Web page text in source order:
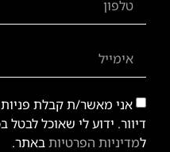
אני מאשר/ת קבלת פניות
דיוור. ידוע לי שאוכל
למדיניות הפרטיותבאתר.